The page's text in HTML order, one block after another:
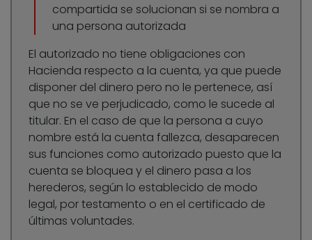
compartida se solucionan si se nombra a
una persona autorizada
El autorizado no tiene obligaciones con
Hacienda respecto a la cuenta, ya que puede
disponer del dinero pero no le pertenece, así
que no se ve perjudicado, como le sucede al
titular. En el caso de que la persona a cuyo
nombre está la cuenta fallezca, desaparecen
sus funciones como autorizado puesto que la
cuenta se bloquea y el dinero pasa a los
herederos, según lo establecido de modo
legal, por testamento o en el certificado de
últimas voluntades.